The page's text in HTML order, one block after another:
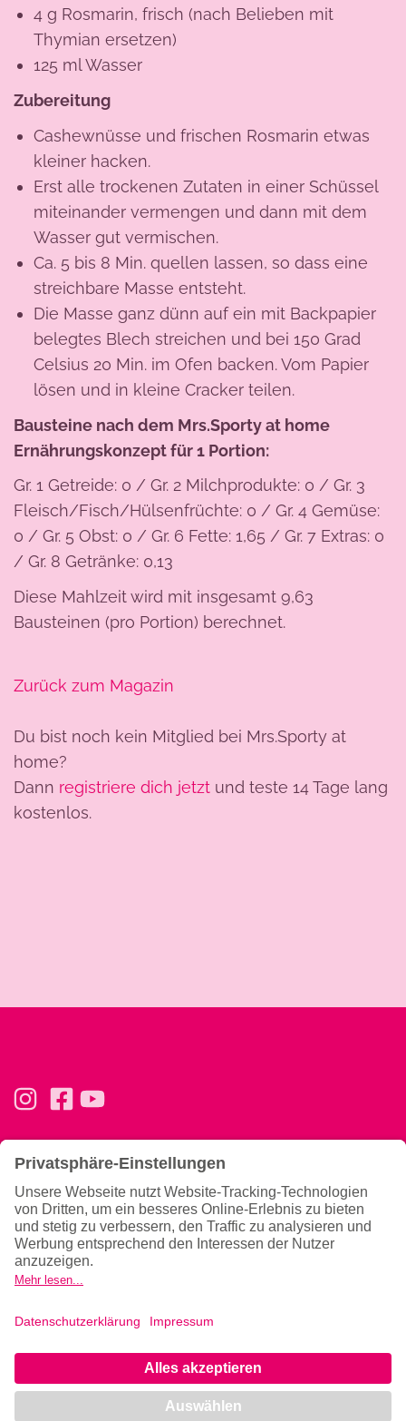
4 g Rosmarin, frisch (nach Belieben mit
Thymian ersetzen)
125 ml Wasser
Zubereitung
Cashewnüsse und frischen Rosmarin etwas
kleiner hacken.
Erst alle trockenen Zutaten in einer Schüssel
miteinander vermengen und dann mit dem
Wasser gut vermischen.
Ca. 5 bis 8 Min. quellen lassen, so dass eine
streichbare Masse entsteht.
Die Masse ganz dünn auf ein mit Backpapier
belegtes Blech streichen und bei 150 Grad
Celsius 20 Min. im Ofen backen. Vom Papier
lösen und in kleine Cracker teilen.
Bausteine nach dem Mrs.Sporty at home
Ernährungskonzept für 1 Portion:
Gr. 1 Getreide: 0 / Gr. 2 Milchprodukte: 0 / Gr. 3
Fleisch/Fisch/Hülsenfrüchte: 0 / Gr. 4 Gemüse:
0 / Gr. 5 Obst: 0 / Gr. 6 Fette: 1,65 / Gr. 7 Extras: 0
/ Gr. 8 Getränke: 0,13
Diese Mahlzeit wird mit insgesamt 9,63
Bausteinen (pro Portion) berechnet.
Zurück zum Magazin
Du bist noch kein Mitglied bei Mrs.Sporty at
home?
Dann registriere dich jetzt und teste 14 Tage lang
kostenlos.
Basics
Konzept
Trainingsphilosophie
Team
Gutscheine verschenken
Ernährung & Tipps
Ernährung
Magazin
Allgemeines
Datenschutzerklärung